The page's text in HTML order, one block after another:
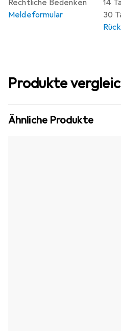
14
30
Rechtliche Bedenken
Meldeformular
Produkte
Ähnliche Produkte